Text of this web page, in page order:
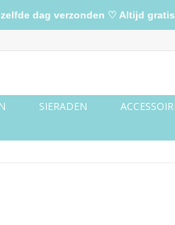
SIERADEN
dag verzonden ♡ Altijd